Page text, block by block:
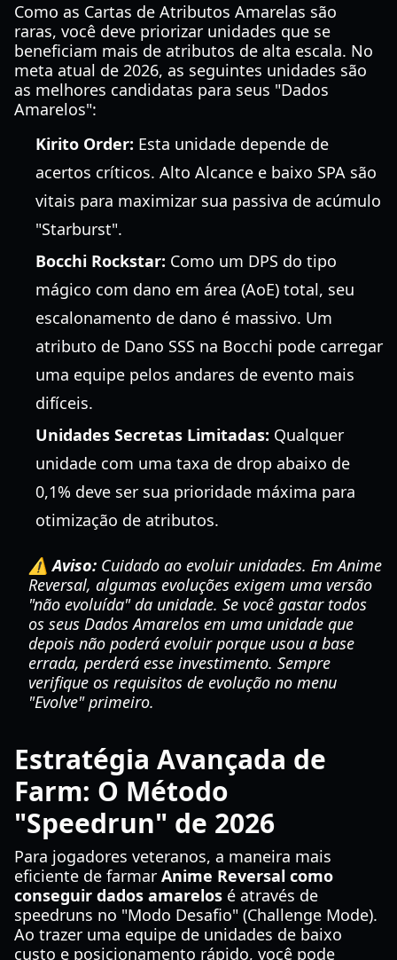
Como as Cartas de Atributos Amarelas são
raras, você deve priorizar unidades que se
beneficiam mais de atributos de alta escala. No
meta atual de 2026, as seguintes unidades são
as melhores candidatas para seus "Dados
Amarelos":
Kirito Order: Esta unidade depende de
acertos críticos. Alto Alcance e baixo SPA são
vitais para maximizar sua passiva de acúmulo
"Starburst".
Bocchi Rockstar: Como um DPS do tipo
mágico com dano em área (AoE) total, seu
escalonamento de dano é massivo. Um
atributo de Dano SSS na Bocchi pode carregar
uma equipe pelos andares de evento mais
difíceis.
Unidades Secretas Limitadas: Qualquer
unidade com uma taxa de drop abaixo de
0,1% deve ser sua prioridade máxima para
otimização de atributos.
⚠️ Aviso: Cuidado ao evoluir unidades. Em Anime
Reversal, algumas evoluções exigem uma versão
"não evoluída" da unidade. Se você gastar todos
os seus Dados Amarelos em uma unidade que
depois não poderá evoluir porque usou a base
errada, perderá esse investimento. Sempre
verifique os requisitos de evolução no menu
"Evolve" primeiro.
Estratégia Avançada de
Farm: O Método
"Speedrun" de 2026
Para jogadores veteranos, a maneira mais
eficiente de farmar Anime Reversal como
conseguir dados amarelos é através de
speedruns no "Modo Desafio" (Challenge Mode).
Ao trazer uma equipe de unidades de baixo
custo e posicionamento rápido, você pode